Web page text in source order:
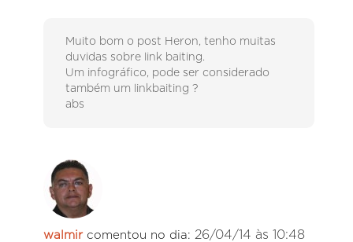
Muito bom o post Heron, tenho muitas
duvidas sobre link baiting.
Um infográfico, pode ser considerado
também um linkbaiting ?
abs
walmir comentou no dia: 26/04/14 às 10:48